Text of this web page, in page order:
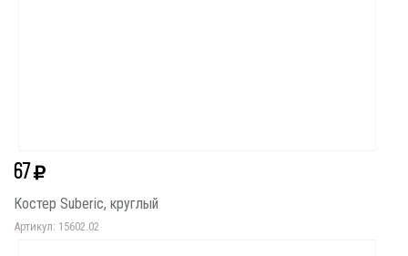
67
Костер Suberic, круглый
Артикул: 15602.02